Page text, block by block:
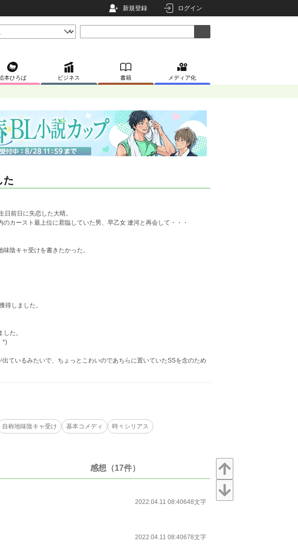
新規登録 ログイン
本ひろば ビジネス 書籍 メディア化
た
前日に失恋した大晴。
カースト最上位に君臨していた男、早乙女 遼河と再会して・・・
陰キャ受けを書きたかった。
得しました。
た。
*)
ているみたいで、ちょっとこわいのであちらに置いていたSSを念のため
自称地味陰キャ受け 基本コメディ 時々シリアス
感想（17件）
2022.04.11 08:40648文字
2022.04.11 08:40678文字